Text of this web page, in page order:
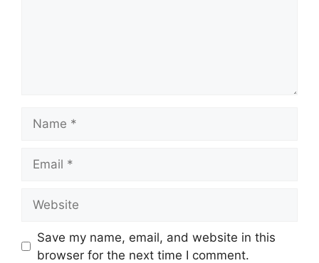
Save my name, email, and website in this
browser for the next time I comment.